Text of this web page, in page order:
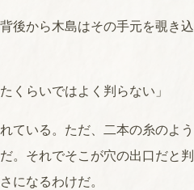
後から木島はその手元を覗き込
くらいではよく判らない」
ている。ただ、二本の糸のよう
。それでそこが穴の出口だと判
になるわけだ。